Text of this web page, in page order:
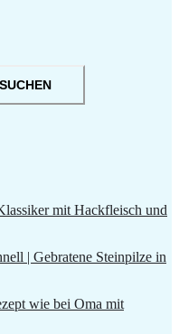
SUCHEN
mit Hackfleisch und
| Gebratene Steinpilze in
wie bei Oma mit